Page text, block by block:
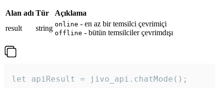
Alan adı Tür
Açıklama
result
string online - en az bir temsilci çevrimiçi
offline - bütün temsilciler çevrimdışı
let apiResult = jivo_api.chatMode();